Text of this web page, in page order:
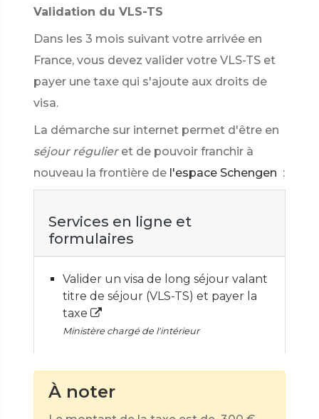
Validation du VLS-TS
Dans les 3 mois suivant votre arrivée en
France, vous devez valider votre VLS-TS et
payer une taxe qui s'ajoute aux droits de
visa.
La démarche sur internet permet d'être en
séjour régulier et de pouvoir franchir à
nouveau la frontière de l'espace Schengen :
Services en ligne et
formulaires
Valider un visa de long séjour valant
titre de séjour (VLS-TS) et payer la
taxe
Ministère chargé de l'intérieur
À noter